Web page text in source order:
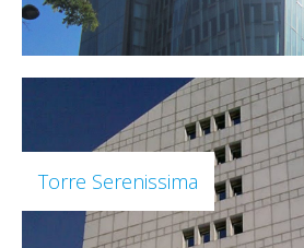
Torre Serenissima